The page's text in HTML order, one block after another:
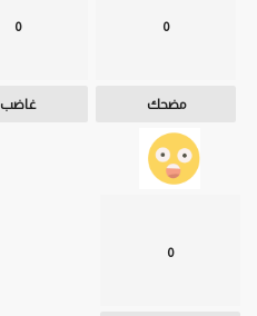
0
مضحك
0
غاضب
0